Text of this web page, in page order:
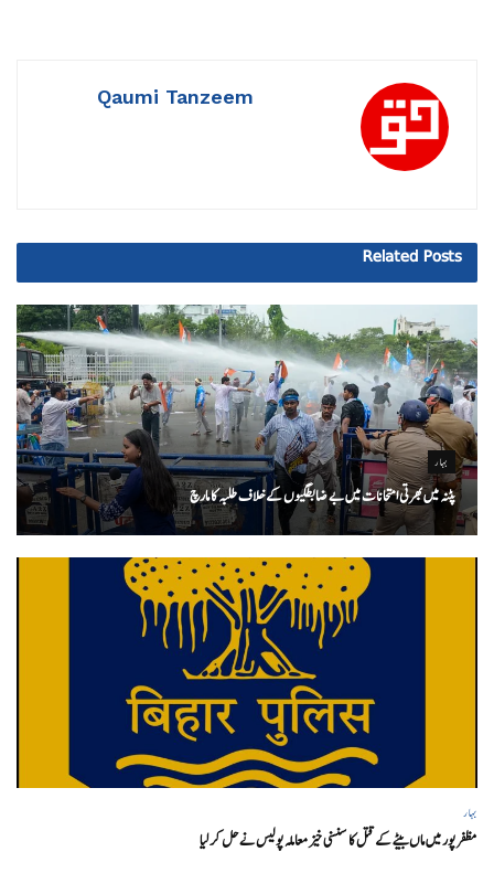
Qaumi Tanzeem
Related Posts
بہار
پٹنہ میں بھرتی امتحانات میں بے ضابطگیوں کے خلاف طلبہ کا مارچ
بہار
مظفر پور میں ماں بیٹے کے قتل کا سنسنی خیز معاملہ پولیس نے حل کر لیا